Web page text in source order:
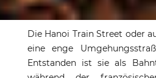
Train
Die Hanoi Train Street oder
eine enge
Entstanden ist sie als